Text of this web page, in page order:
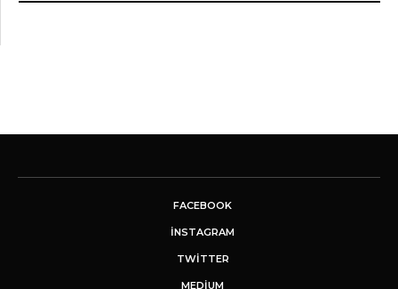
FACEBOOK
INSTAGRAM
TWITTER
MEDIUM